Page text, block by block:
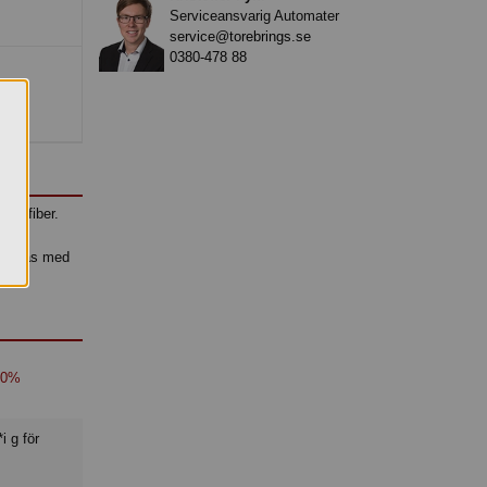
med
Serviceansvarig Automater
service@torebrings.se
0380-478 88